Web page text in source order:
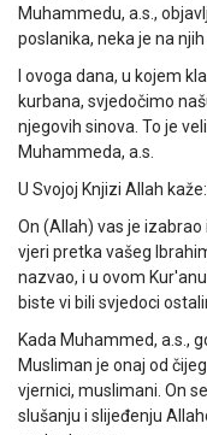
Muhammedu, a.s.,
poslanika, neka je na
I ovoga dana, u kojem
kurbana, svjedočimo
njegovih sinova. To je
Muhammeda, a.s.
U Svojoj Knjizi Allah kaže:
On (Allah) vas je
vjeri pretka vašeg
nazvao, i u ovom
biste vi bili svjedoci
Kada Muhammed, a.s.,
Musliman je onaj od
vjernici, muslimani. On
slušanju i slijeđenju